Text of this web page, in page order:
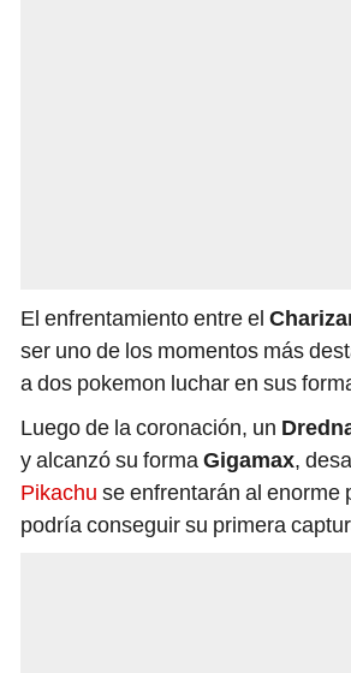
El enfrentamiento entre el
ser uno de los momentos más
a dos pokemon luchar en sus
Luego de la coronación, un
y alcanzó su formaGigamax,
Pikachu se enfrentarán al enorme
podría conseguir su primera